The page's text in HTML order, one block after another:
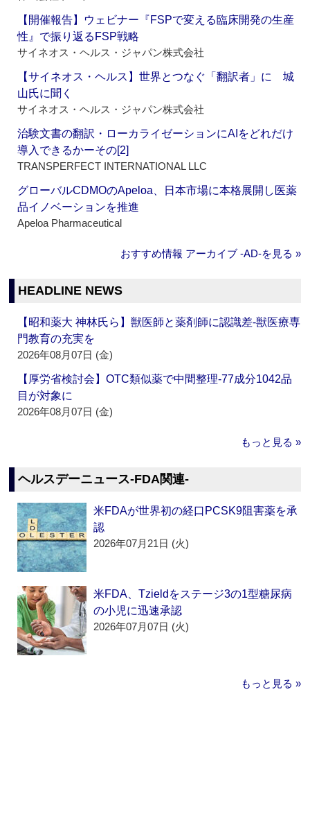
【開催報告】ウェビナー『FSPで変える臨床開発の生産
性』で振り返るFSP戦略
サイネオス・ヘルス・ジャパン株式会社
【サイネオス・ヘルス】世界とつなぐ「翻訳者」に 城
山氏に聞く
サイネオス・ヘルス・ジャパン株式会社
治験文書の翻訳・ローカライゼーションにAIをどれだけ
導入できるかーその[2]
TRANSPERFECT INTERNATIONAL LLC
グローバルCDMOのApeloa、日本市場に本格展開し医薬
品イノベーションを推進
Apeloa Pharmaceutical
おすすめ情報 アーカイブ ‐AD‐を見る »
HEADLINE NEWS
【昭和薬大 神林氏ら】獣医師と薬剤師に認識差‐獣医療専
門教育の充実を
2026年08月07日 (金)
【厚労省検討会】OTC類似薬で中間整理‐77成分1042品
目が対象に
2026年08月07日 (金)
もっと見る »
ヘルスデーニュース‐FDA関連‐
米FDAが世界初の経口PCSK9阻害薬を承
認
2026年07月21日 (火)
米FDA、Tzieldをステージ3の1型糖尿病
の小児に迅速承認
2026年07月07日 (火)
もっと見る »